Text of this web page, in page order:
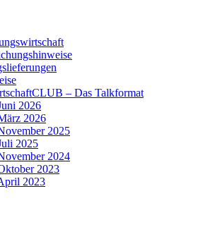
– Das Talkformat
2026
2026
2025
2025
2024
2023
2023